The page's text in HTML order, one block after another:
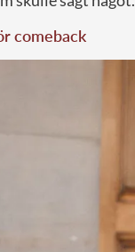
comeback